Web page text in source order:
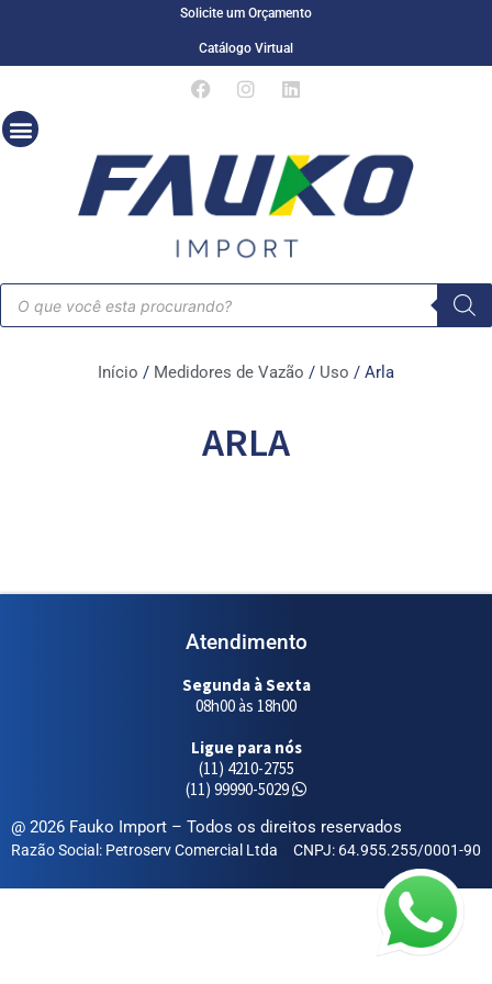
Solicite um Orçamento
Catálogo Virtual
Início / Medidores de Vazão / Uso / Arla
ARLA
Atendimento
Segunda à Sexta
08h00 às 18h00
Ligue para nós
(11) 4210-2755
(11) 99990-5029
@ 2026 Fauko Import – Todos os direitos reservados
Razão Social: Petroserv Comercial Ltda CNPJ: 64.955.255/0001-90